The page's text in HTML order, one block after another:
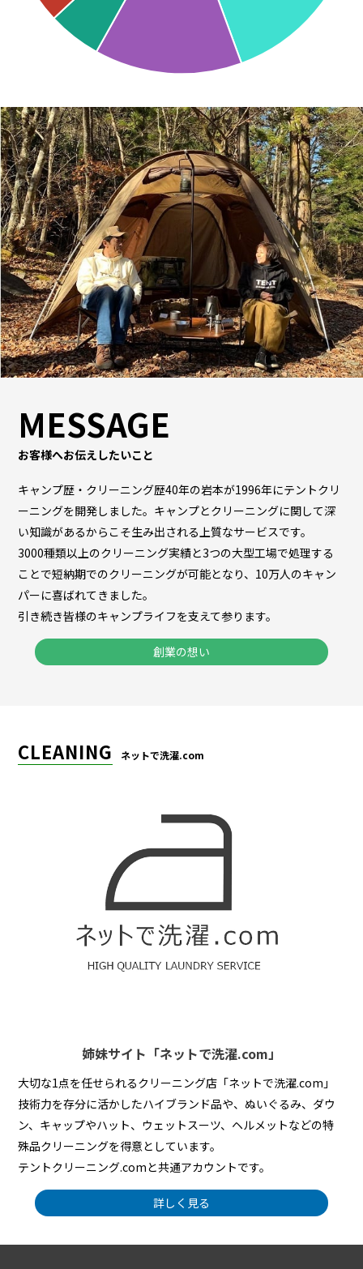
MESSAGE
お客様へお伝えしたいこと
キャンプ歴・クリーニング歴40年の岩本が1996年にテントクリ
ーニングを開発しました。キャンプとクリーニングに関して深
い知識があるからこそ生み出される上質なサービスです。
3000種類以上のクリーニング実績と3つの大型工場で処理する
ことで短納期でのクリーニングが可能となり、10万人のキャン
パーに喜ばれてきました。
引き続き皆様のキャンプライフを支えて参ります。
創業の想い
CLEANING ネットで洗濯.com
姉妹サイト「ネットで洗濯.com」
大切な1点を任せられるクリーニング店「ネットで洗濯.com」
技術力を存分に活かしたハイブランド品や、ぬいぐるみ、ダウ
ン、キャップやハット、ウェットスーツ、ヘルメットなどの特
殊品クリーニングを得意としています。
テントクリーニング.comと共通アカウントです。
詳しく見る